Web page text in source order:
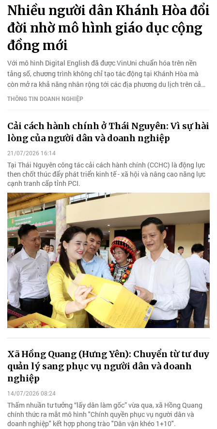
Nhiều người dân Khánh Hòa đổi
đời nhờ mô hình giáo dục cộng
đồng mới
Với mô hình Digital English đã được VinUni chuẩn hóa trên nền
tảng số, chương trình không chỉ tạo tác động tại Khánh Hòa mà
còn mở ra khả năng nhân rộng tới các địa phương du lịch trên cả
nước
THÔNG TIN DOANH NGHIỆP
Cải cách hành chính ở Thái Nguyên: Vì sự hài
lòng của người dân và doanh nghiệp
21/07/2026 16:14
Tại Thái Nguyên công tác cải cách hành chính (CCHC) là động lực
then chốt thúc đẩy phát triển kinh tế - xã hội và nâng cao năng lực
cạnh tranh cấp tỉnh PCI.
Xã Hồng Quang (Hưng Yên): Chuyển từ tư duy
quản lý sang phục vụ người dân và doanh
nghiệp
14/07/2026 08:24
Thấm nhuần tư tưởng “lấy dân làm gốc” vừa qua, xã Hồng Quang
chính thức ra mắt mô hình "Chính quyền phục vụ người dân và
doanh nghiệp" kết hợp phong trào "Dân vận khéo 1+10".